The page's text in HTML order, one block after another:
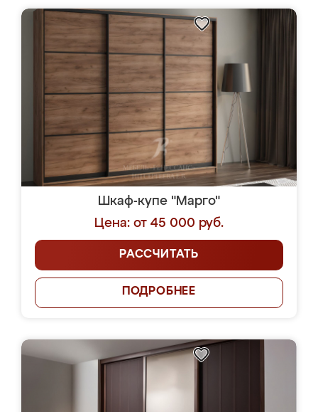
Шкаф-купе "Марго"
Цена: от 45 000 руб.
РАССЧИТАТЬ
ПОДРОБНЕЕ